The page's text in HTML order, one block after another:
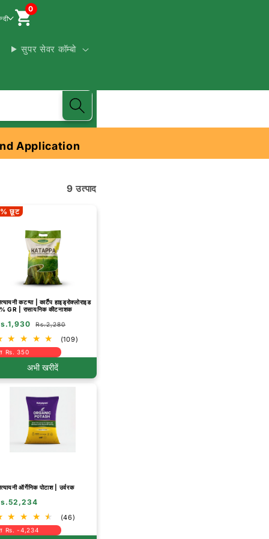
सुपर सेवर कॉम्बो
0
Application
9 उत्पाद
छूट
कटप्पा | कार्टैप हाइड्रोक्लोराइड
GR | रासायनिक कीटनाशक
Rs.2,280
(109)
Rs. 350
अभी खरीदें
ऑर्गेनिक पोटाश | उर्वरक
(46)
Rs. -4,234